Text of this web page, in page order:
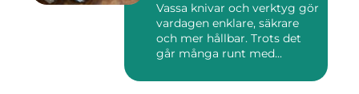
Vassa knivar och verktyg gör
vardagen enklare, säkrare
och mer hållbar. Trots det
går många runt med...